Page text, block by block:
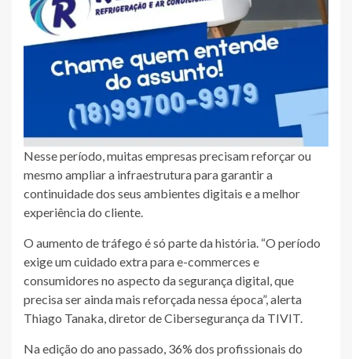
Nesse período, muitas empresas precisam reforçar ou
mesmo ampliar a infraestrutura para garantir a
continuidade dos seus ambientes digitais e a melhor
experiência do cliente.
O aumento de tráfego é só parte da história. “O período
exige um cuidado extra para e-commerces e
consumidores no aspecto da segurança digital, que
precisa ser ainda mais reforçada nessa época”, alerta
Thiago Tanaka, diretor de Cibersegurança da TIVIT.
Na edição do ano passado, 36% dos profissionais do